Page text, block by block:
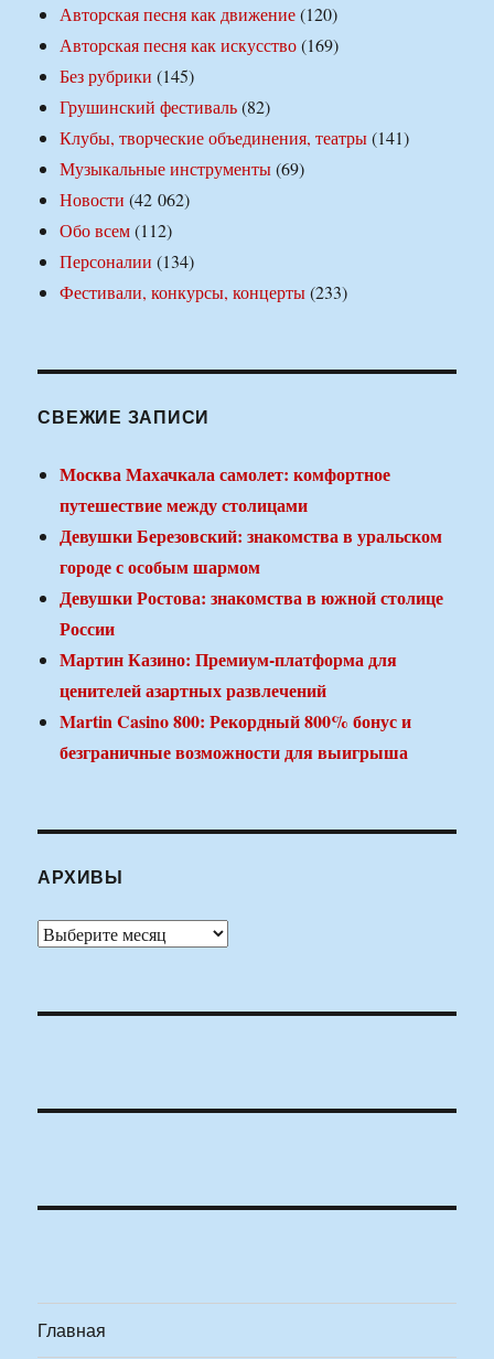
Авторская песня как движение(120)
Авторская песня как искусство(169)
Без рубрики (145)
Грушинский фестиваль(82)
Клубы, творческие объединения, театры(141)
Музыкальные инструменты(69)
Новости (42 062)
Обо всем(112)
Персоналии (134)
Фестивали, конкурсы, концерты(233)
СВЕЖИЕ ЗАПИСИ
Москва Махачкала самолет: комфортное
путешествие между столицами
Девушки Березовский: знакомства в уральском
городе с особым шармом
Девушки Ростова: знакомства в южной столице
России
Мартин Казино: Премиум-платформа для
ценителей азартных развлечений
Martin Casino 800: Рекордный 800% бонус и
безграничные возможности для выигрыша
АРХИВЫ
Архивы
Главная